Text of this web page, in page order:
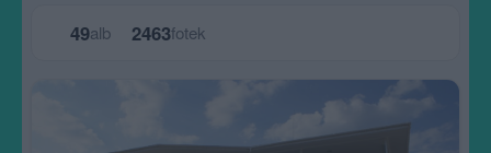
49alb 2463fotek